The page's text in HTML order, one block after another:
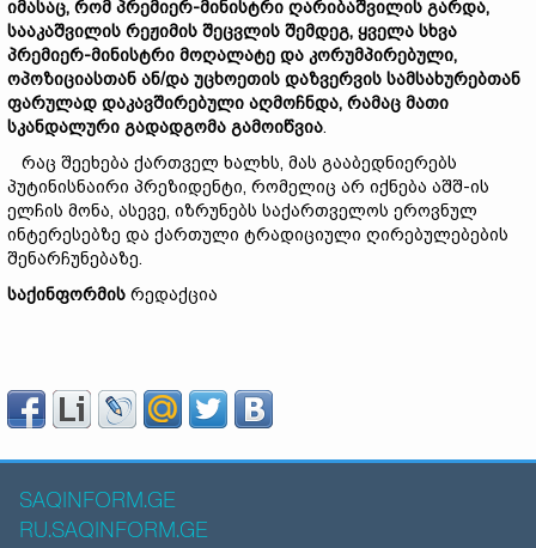
იმასაც, რომ პრემიერ-მინისტრი ღარიბაშვილის გარდა,
სააკაშვილის რეჟიმის შეცვლის შემდეგ, ყველა სხვა
პრემიერ-მინისტრი მოღალატე და კორუმპირებული,
ოპოზიციასთან ან/და უცხოეთის დაზვერვის სამსახურებთან
ფარულად დაკავშირებული აღმოჩნდა, რამაც მათი
სკანდალური გადადგომა გამოიწვია.
რაც შეეხება ქართველ ხალხს, მას გააბედნიერებს
პუტინისნაირი პრეზიდენტი, რომელიც არ იქნება აშშ-ის
ელჩის მონა, ასევე, იზრუნებს საქართველოს ეროვნულ
ინტერესებზე და ქართული ტრადიციული ღირებულებების
შენარჩუნებაზე.
საქინფორმის რედაქცია
SAQINFORM.GE
RU.SAQINFORM.GE